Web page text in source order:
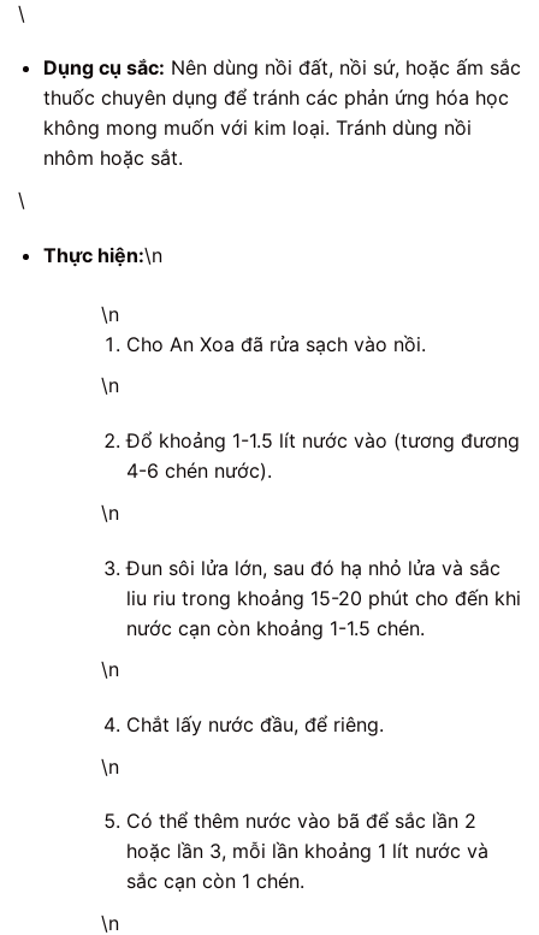
\
Dụng cụ sắc: Nên dùng nồi đất, nồi sứ, hoặc ấm sắc
thuốc chuyên dụng để tránh các phản ứng hóa học
không mong muốn với kim loại. Tránh dùng nồi
nhôm hoặc sắt.
\
Thực hiện:\n
\n
Cho An Xoa đã rửa sạch vào nồi.
\n
Đổ khoảng 1-1.5 lít nước vào (tương đương
4-6 chén nước).
\n
Đun sôi lửa lớn, sau đó hạ nhỏ lửa và sắc
liu riu trong khoảng 15-20 phút cho đến khi
nước cạn còn khoảng 1-1.5 chén.
\n
Chắt lấy nước đầu, để riêng.
\n
Có thể thêm nước vào bã để sắc lần 2
hoặc lần 3, mỗi lần khoảng 1 lít nước và
sắc cạn còn 1 chén.
\n